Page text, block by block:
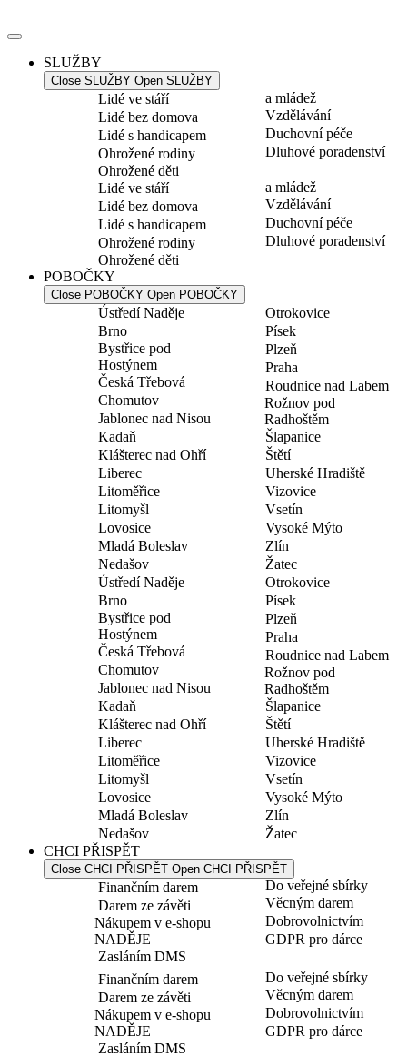
k
SLUŽBY
Close SLUŽBY Open SLUŽBY
Lidé ve stáří
Lidé bez domova
Lidé s handicapem
Ohrožené rodiny
Ohrožené děti
a mládež
Vzdělávání
Duchovní péče
Dluhové poradenství
Lidé ve stáří
Lidé bez domova
Lidé s handicapem
Ohrožené rodiny
Ohrožené děti
a mládež
Vzdělávání
Duchovní péče
Dluhové poradenství
POBOČKY
Close POBOČKY Open POBOČKY
Ústředí Naděje
Brno
Bystřice pod
Hostýnem
Česká Třebová
Chomutov
Jablonec nad Nisou
Kadaň
Klášterec nad Ohří
Liberec
Litoměřice
Litomyšl
Lovosice
Mladá Boleslav
Nedašov
Otrokovice
Písek
Plzeň
Praha
Roudnice nad Labem
Rožnov pod
Radhoštěm
Šlapanice
Štětí
Uherské Hradiště
Vizovice
Vsetín
Vysoké Mýto
Zlín
Žatec
Ústředí Naděje
Brno
Bystřice pod
Hostýnem
Česká Třebová
Chomutov
Jablonec nad Nisou
Kadaň
Klášterec nad Ohří
Liberec
Litoměřice
Litomyšl
Lovosice
Mladá Boleslav
Nedašov
Otrokovice
Písek
Plzeň
Praha
Roudnice nad Labem
Rožnov pod
Radhoštěm
Šlapanice
Štětí
Uherské Hradiště
Vizovice
Vsetín
Vysoké Mýto
Zlín
Žatec
CHCI PŘISPĚT
Close CHCI PŘISPĚT Open CHCI PŘISPĚT
Finančním darem
Darem ze závěti
Nákupem v e-shopu
NADĚJE
Zasláním DMS
Do veřejné sbírky
Věcným darem
Dobrovolnictvím
GDPR pro dárce
Finančním darem
Darem ze závěti
Nákupem v e-shopu
NADĚJE
Zasláním DMS
Do veřejné sbírky
Věcným darem
Dobrovolnictvím
GDPR pro dárce